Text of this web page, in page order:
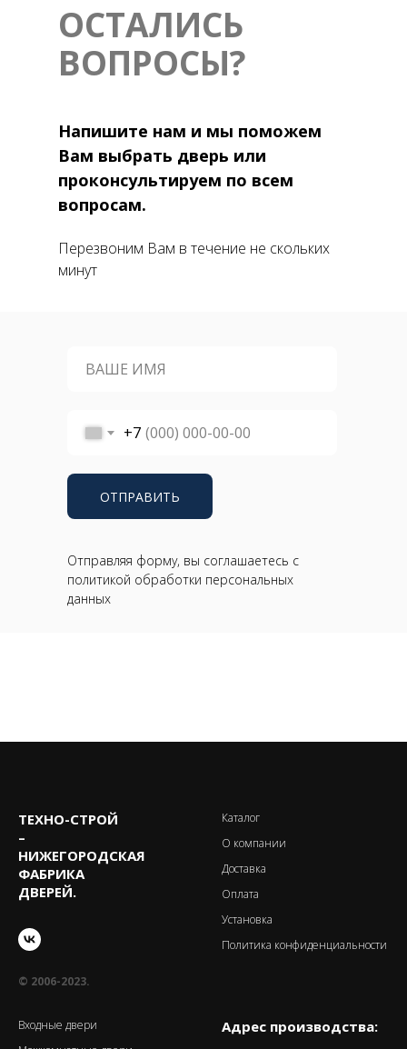
+7
ОТПРАВИТЬ
ОСТАЛИСЬ
ВОПРОСЫ?
Напишите нам и мы поможем
Вам выбрать дверь или
проконсультируем по всем
вопросам.
Перезвоним Вам в течение не скольких
минут
Отправляя форму, вы соглашаетесь с
политикой обработки персональных
данных
ТЕХНО-CТРОЙ
–
НИЖЕГОРОДСКАЯ
ФАБРИКА
ДВЕРЕЙ.
© 2006-2023.
Каталог
О компании
Доставка
Оплата
Установка
Политика конфиденциальности
Входные двери
Адрес производства: